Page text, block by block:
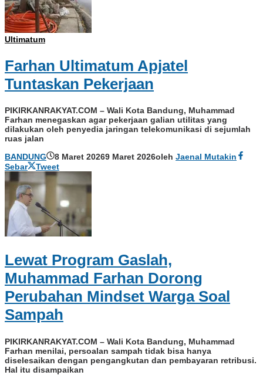
Ultimatum
Farhan Ultimatum Apjatel
Tuntaskan Pekerjaan
PIKIRKANRAKYAT.COM – Wali Kota Bandung, Muhammad
Farhan menegaskan agar pekerjaan galian utilitas yang
dilakukan oleh penyedia jaringan telekomunikasi di sejumlah
ruas jalan
BANDUNG
8 Maret 20269 Maret 2026oleh Jaenal Mutakin
Sebar
Tweet
Lewat Program Gaslah,
Muhammad Farhan Dorong
Perubahan Mindset Warga Soal
Sampah
PIKIRKANRAKYAT.COM – Wali Kota Bandung, Muhammad
Farhan menilai, persoalan sampah tidak bisa hanya
diselesaikan dengan pengangkutan dan pembayaran retribusi.
Hal itu disampaikan